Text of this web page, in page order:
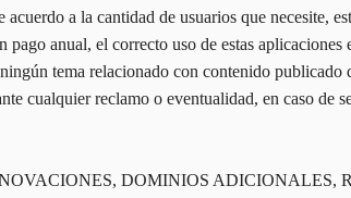
acuerdo a la cantidad de usuarios que
anual, el correcto uso de estas
tema relacionado con contenido publicado
cualquier reclamo o eventualidad, en caso de
DOMINIOS ADICIONALES,